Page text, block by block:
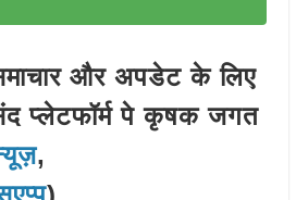
और अपडेट के लिए
प्लेटफॉर्म पे कृषक जगत
,